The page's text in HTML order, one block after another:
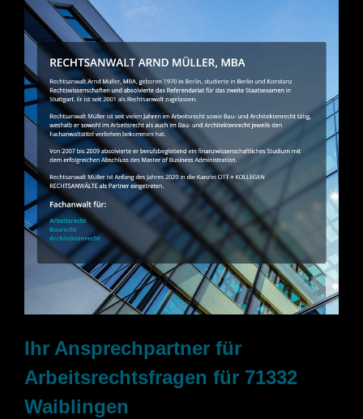
Ihr Ansprechpartner für
Arbeitsrechtsfragen für 71332
Waiblingen